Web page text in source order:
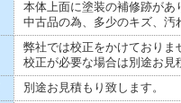
本体上面に塗装の補修跡があ
中古品の為、多少のキズ、汚
弊社では校正をかけておりま
校正が必要な場合は別途お見
別途お見積もり致します。